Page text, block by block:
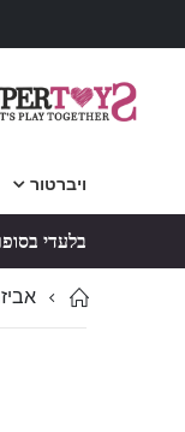
ויברטור
בלעדי